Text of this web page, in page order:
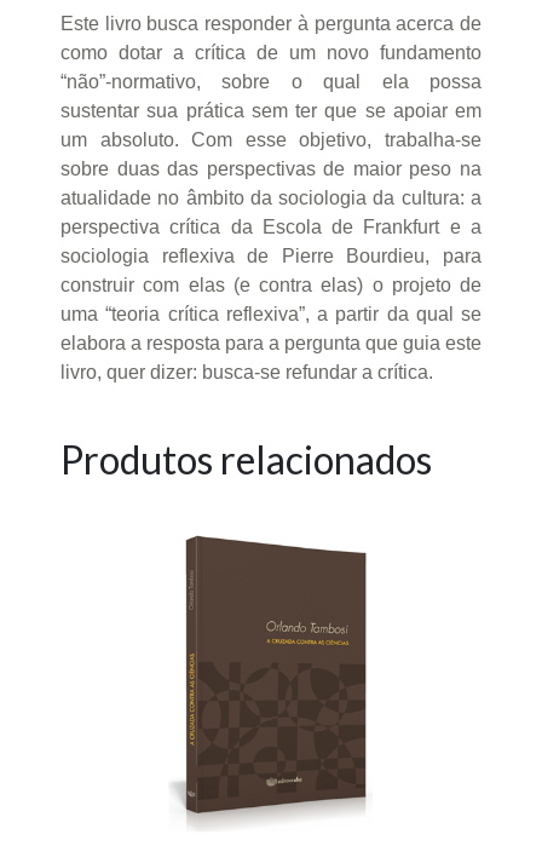
Este livro busca responder à pergunta acerca de
como dotar a crítica de um novo fundamento
“não”-normativo, sobre o qual ela possa
sustentar sua prática sem ter que se apoiar em
um absoluto. Com esse objetivo, trabalha-se
sobre duas das perspectivas de maior peso na
atualidade no âmbito da sociologia da cultura: a
perspectiva crítica da Escola de Frankfurt e a
sociologia reflexiva de Pierre Bourdieu, para
construir com elas (e contra elas) o projeto de
uma “teoria crítica reflexiva”, a partir da qual se
elabora a resposta para a pergunta que guia este
livro, quer dizer: busca-se refundar a crítica.
Produtos relacionados